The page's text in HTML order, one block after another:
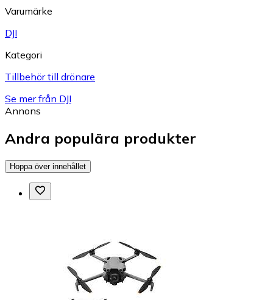
Varumärke
DJI
Kategori
Tillbehör till drönare
Se mer från DJI
Annons
Andra populära produkter
Hoppa över innehållet